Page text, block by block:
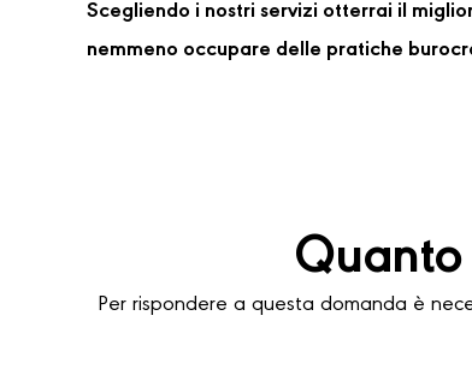
Scegliendo i nostri servizi otterrai il
nemmeno occupare delle pratiche
Quanto
Per rispondere a questa domanda è